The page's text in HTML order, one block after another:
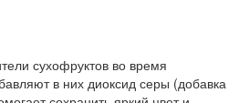
сухофруктов во время
в них диоксид серы (добавка